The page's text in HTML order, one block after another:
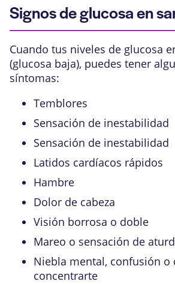
Signos de glucosa en
Cuando tus niveles de glucosa
(glucosa baja), puedes tener
síntomas:
Temblores
Sensación de inestabilidad
Sensación de inestabilidad
Latidos cardíacos rápidos
Hambre
Dolor de cabeza
Visión borrosa o doble
Mareo o sensación de
Niebla mental, confusión o
concentrarte